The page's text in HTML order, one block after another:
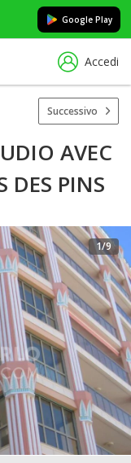
Google Play
Accedi
Successivo
AVEC
DES PINS
1/9